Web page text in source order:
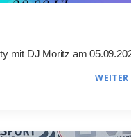
mit DJ Moritz am
WEITER